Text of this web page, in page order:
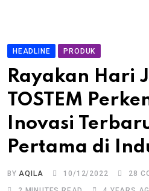
HEADLINE PRODUK
Rayakan Hari
TOSTEM
Inovasi
Pertama di
BY AQILA 10/12/2022 28